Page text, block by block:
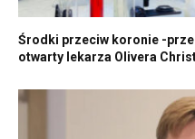
Środki przeciw koronie -
otwarty lekarza Olivera